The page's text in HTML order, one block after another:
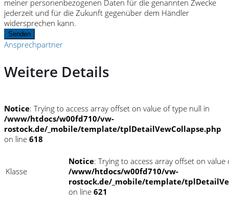
meiner personenbezogenen Daten für die genannten Zwecke
jederzeit und für die Zukunft gegenüber dem Händler
widersprechen kann.
Senden
Ansprechpartner
Weitere Details
Notice: Trying to access array offset on value of type null in
/www/htdocs/w00fd710/vw-
rostock.de/_mobile/template/tplDetailVewCollapse.php
on line 618
Klasse
Notice: Trying to access array offset on
/www/htdocs/w00fd710/vw-
rostock.de/_mobile/template/
on line 621